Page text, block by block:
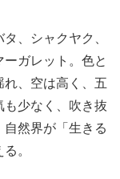
、シャクヤク、
ガレット。色と
れ、空は高く、五
も少なく、吹き抜
然界が「生きる
。